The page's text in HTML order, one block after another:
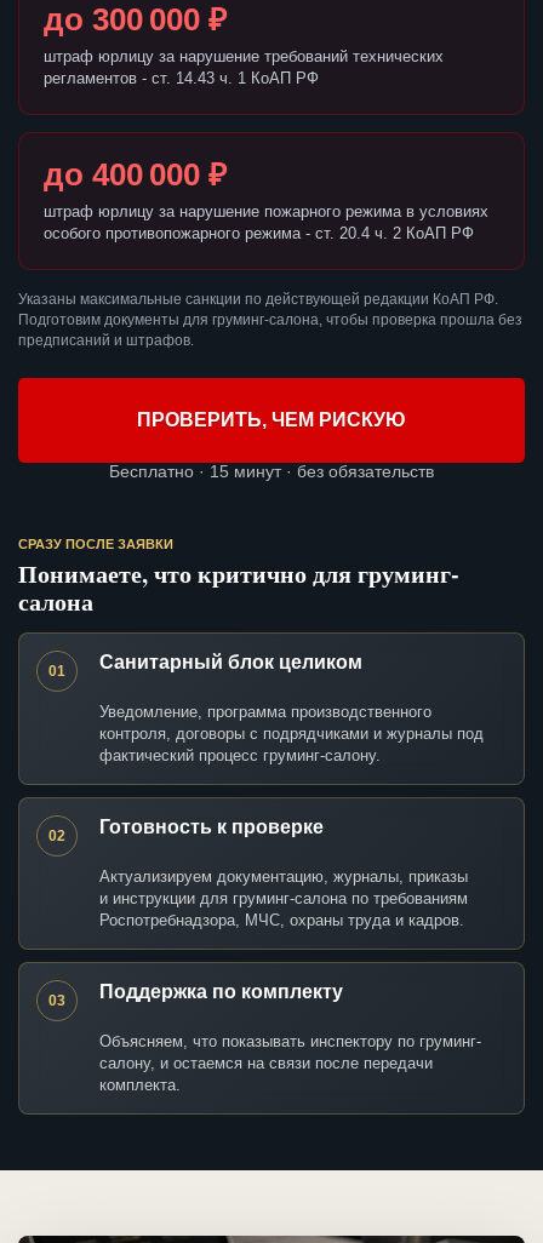
до 300 000 ₽
штраф юрлицу за нарушение требований технических
регламентов - ст. 14.43 ч. 1 КоАП РФ
до 400 000 ₽
штраф юрлицу за нарушение пожарного режима в условиях
особого противопожарного режима - ст. 20.4 ч. 2 КоАП РФ
Указаны максимальные санкции по действующей редакции КоАП РФ.
Подготовим документы для груминг-салона, чтобы проверка прошла без
предписаний и штрафов.
ПРОВЕРИТЬ, ЧЕМ РИСКУЮ
Бесплатно · 15 минут · без обязательств
СРАЗУ ПОСЛЕ ЗАЯВКИ
Понимаете, что критично для груминг-
салона
01 Санитарный блок целиком
Уведомление, программа производственного
контроля, договоры с подрядчиками и журналы под
фактический процесс груминг-салону.
02 Готовность к проверке
Актуализируем документацию, журналы, приказы
и инструкции для груминг-салона по требованиям
Роспотребнадзора, МЧС, охраны труда и кадров.
03 Поддержка по комплекту
Объясняем, что показывать инспектору по груминг-
салону, и остаемся на связи после передачи
комплекта.